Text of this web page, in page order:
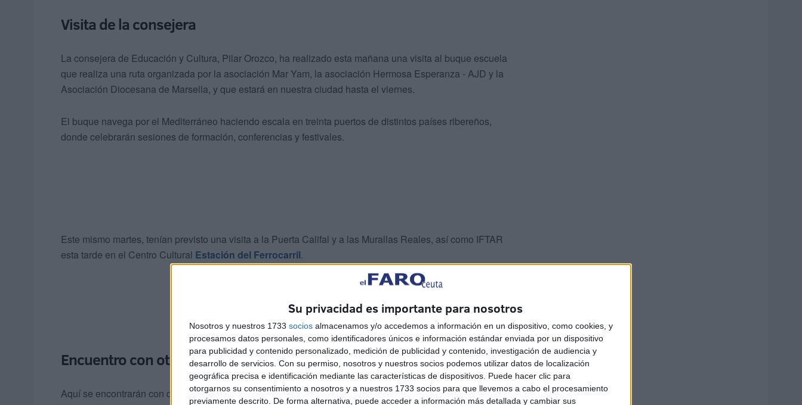
Su privacidad es importante para nosotros
Nosotros y nuestros 1733 socios almacenamos y/o accedemos a información en un dispositivo, como cookies, y
procesamos datos personales, como identificadores únicos e información estándar enviada por un dispositivo
para publicidad y contenido personalizado, medición de publicidad y contenido, investigación de audiencia y
desarrollo de servicios. Con su permiso, nosotros y nuestros socios podemos utilizar datos de localización
geográfica precisa e identificación mediante las características de dispositivos. Puede hacer clic para
otorgarnos su consentimiento a nosotros y a nuestros 1733 socios para que llevemos a cabo el procesamiento
previamente descrito. De forma alternativa, puede acceder a información más detallada y cambiar sus
Visita de la consejera
La consejera de Educación y Cultura, Pilar Orozco, ha realizado esta mañana una visita al buque escuela
que realiza una ruta organizada por la asociación Mar Yam, la asociación Hermosa Esperanza - AJD y la
Asociación Diocesana de Marsella, y que estará en nuestra ciudad hasta el viernes.
El buque navega por el Mediterráneo haciendo escala en treinta puertos de distintos países ribereños,
donde celebrarán sesiones de formación, conferencias y festivales.
Este mismo martes, tenían previsto una visita a la Puerta Califal y a las Murallas Reales, así como IFTAR
esta tarde en el Centro Cultural Estación del Ferrocarril.
Encuentro con otros jóvenes ceutíes de diferentes religiones
Aquí se encontrarán con diez jóvenes cristianos, diezmusulmanes, seishindúesy otros